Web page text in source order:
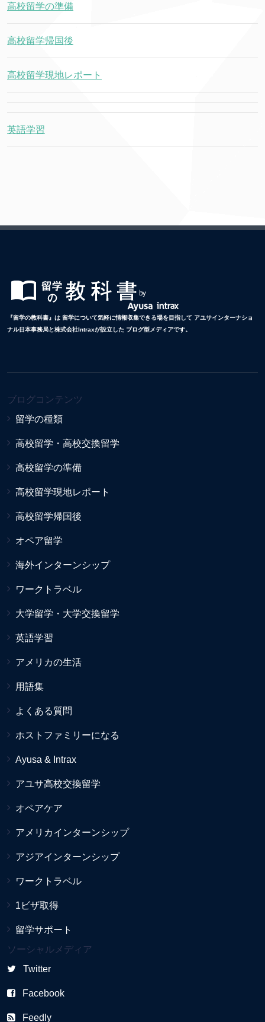
高校留学の準備
高校留学帰国後
高校留学現地レポート
英語学習
『留学の教科書』は 留学について気軽に情報収集できる場を目指して アユサインターナショ
ナル日本事務局と株式会社Intraxが設立した ブログ型メディアです。
ブログコンテンツ
留学の種類
高校留学・高校交換留学
高校留学の準備
高校留学現地レポート
高校留学帰国後
オペア留学
海外インターンシップ
ワークトラベル
大学留学・大学交換留学
英語学習
アメリカの生活
用語集
よくある質問
ホストファミリーになる
Ayusa & Intrax
アユサ高校交換留学
オペアケア
アメリカインターンシップ
アジアインターンシップ
ワークトラベル
1ビザ取得
留学サポート
ソーシャルメディア
Twitter
Facebook
Feedly